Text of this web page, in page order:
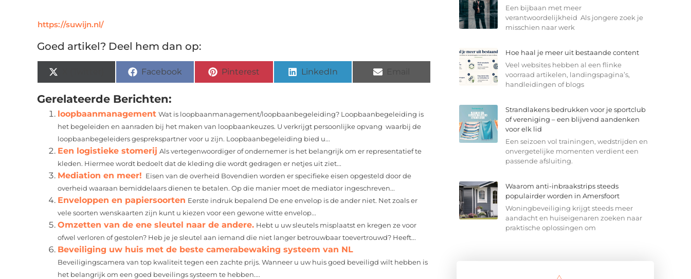
https://suwijn.nl/
Goed artikel? Deel hem dan op:
Facebook Pinterest LinkedIn
Gerelateerde Berichten:
loopbaanmanagement Wat is loopbaanmanagement/loopbaanbegeleiding? Loopbaanbegeleiding is
het begeleiden en aanraden bij het maken van loopbaankeuzes. U verkrijgt persoonlijke opvang waarbij de
loopbaanbegeleiders gesprekspartner voor u zijn. Loopbaanbegeleiding bied u...
Een logistieke stomerij Als vertegenwoordiger of ondernemer is het belangrijk om er representatief te
kleden. Hiermee wordt bedoelt dat de kleding die wordt gedragen er netjes uit ziet...
Mediation en meer! Eisen van de overheid Bovendien worden er specifieke eisen opgesteld door de
overheid waaraan bemiddelaars dienen te betalen. Op die manier moet de mediator ingeschreven...
Enveloppen en papiersoorten Eerste indruk bepalend De ene envelop is de ander niet. Net zoals er
vele soorten wenskaarten zijn kunt u kiezen voor een gewone witte envelop...
Omzetten van de ene sleutel naar de andere. Hebt u uw sleutels misplaatst en kregen ze voor
ofwel verloren of gestolen? Heb je je sleutel aan iemand die niet langer betrouwbaar toevertrouwd? Heeft...
Beveiliging uw huis met de beste camerabewaking systeem van NL
Beveiligingscamera van top kwaliteit tegen een zachte prijs. Wanneer u uw huis goed beveiligd wilt hebben is
het belangrijk om een goed beveilings systeem te hebben....
Een bijbaan met meer
verantwoordelijkheid Als jongere zoek je
misschien naar werk
Hoe haal je meer uit bestaande content
Veel websites hebben al een flinke
voorraad artikelen, landingspagina’s,
handleidingen of blogs
Strandlakens bedrukken voor je sportclub
of vereniging – een blijvend aandenken
voor elk lid
Een seizoen vol trainingen, wedstrijden en
onvergetelijke momenten verdient een
passende afsluiting.
Waarom anti-inbraakstrips steeds
populairder worden in Amersfoort
Woningbeveiliging krijgt steeds meer
aandacht en huiseigenaren zoeken naar
praktische oplossingen om